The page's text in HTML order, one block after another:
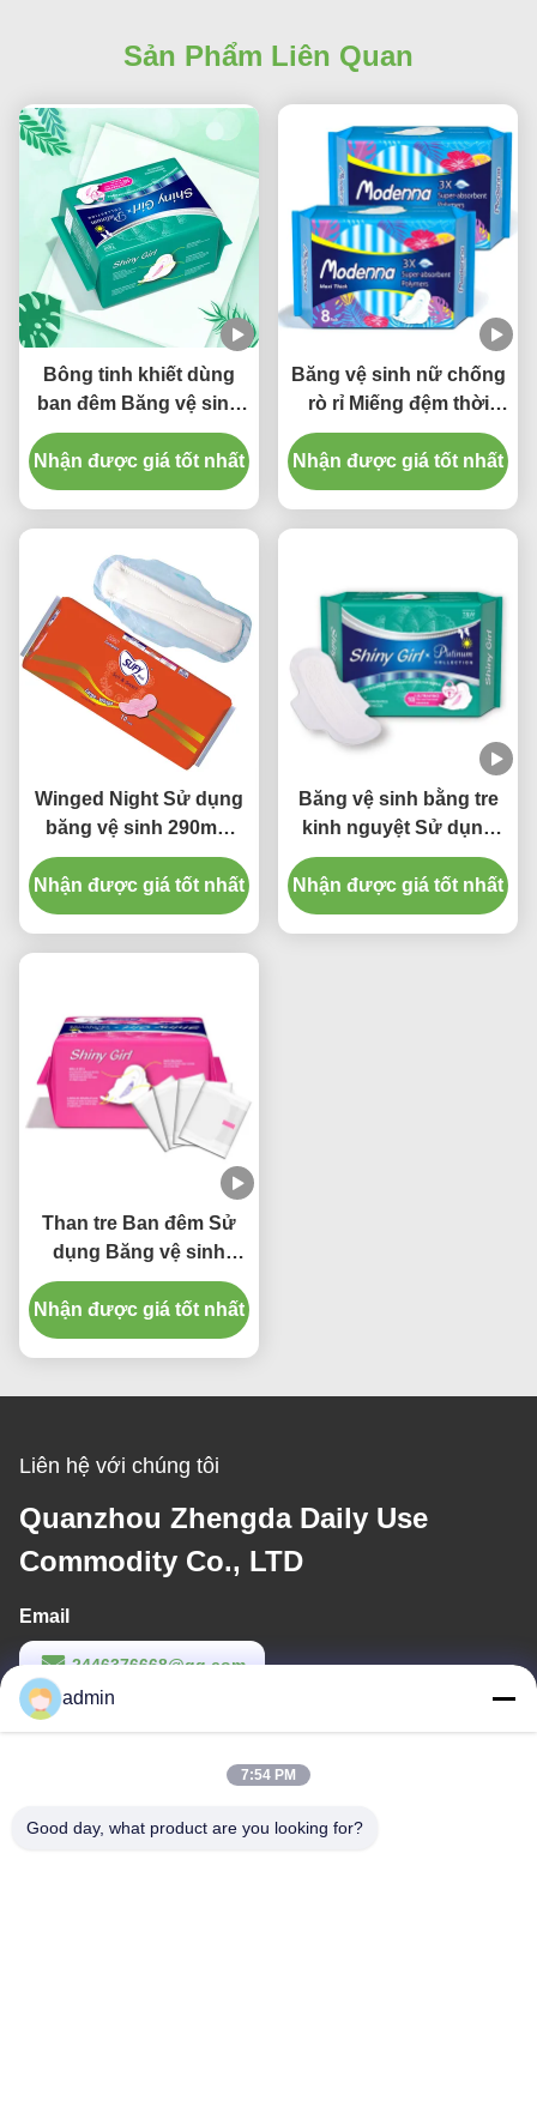
Sản Phẩm Liên Quan
Bông tinh khiết dùng
ban đêm Băng vệ sinh
hữu cơ dùng một lần
siêu dài 340mm
Nhận được giá tốt nhất
Băng vệ sinh nữ chống
rò rỉ Miếng đệm thời
gian thoáng khí nổi cho
phụ nữ
Nhận được giá tốt nhất
Winged Night Sử dụng
băng vệ sinh 290mm
Tấm Maxi siêu thấm
dùng một lần
Nhận được giá tốt nhất
Băng vệ sinh bằng tre
kinh nguyệt Sử dụng
trong ngày 245mm
dùng một lần cho phụ
nữ
Nhận được giá tốt nhất
Than tre Ban đêm Sử
dụng Băng vệ sinh
Băng vệ sinh Không dệt
có thể phân hủy sinh
học
Nhận được giá tốt nhất
Liên hệ với chúng tôi
Quanzhou Zhengda Daily Use
Commodity Co., LTD
Email
2446376668@qq.com
Thời gian làm việc
admin
7:54 PM
Good day, what product are you looking for?